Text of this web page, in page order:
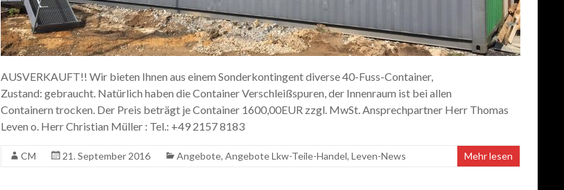
AUSVERKAUFT!! Wir bieten Ihnen aus einem Sonderkontingent diverse 40-Fuss-Container,
Zustand: gebraucht. Natürlich haben die Container Verschleißspuren, der Innenraum ist bei allen
Containern trocken. Der Preis beträgt je Container 1600,00EUR zzgl. MwSt. Ansprechpartner Herr Thomas
Leven o. Herr Christian Müller : Tel.: +49 2157 8183
CM 21. September 2016 Angebote, Angebote Lkw-Teile-Handel, Leven-News Mehr lesen